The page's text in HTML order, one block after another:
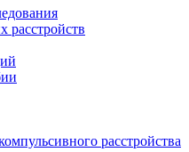
расстройств
расстройства